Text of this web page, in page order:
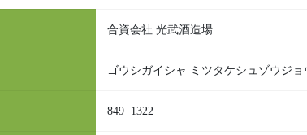
合資会社 光武酒造場
ゴウシガイシャ ミツタケシュゾウジョ
849−1322